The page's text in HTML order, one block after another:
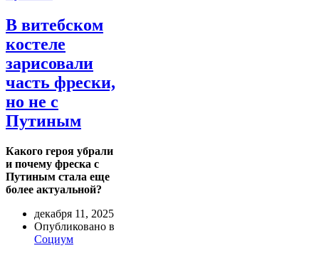
В витебском
костеле
зарисовали
часть фрески,
но не с
Путиным
Какого героя убрали
и почему фреска с
Путиным стала еще
более актуальной?
декабря 11, 2025
Опубликовано в
Социум